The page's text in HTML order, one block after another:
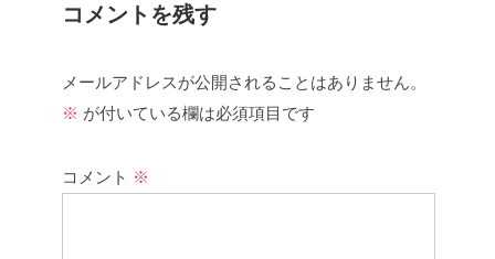
コメントを残す
メールアドレスが公開されることはありません。
※ が付いている欄は必須項目です
コメント ※